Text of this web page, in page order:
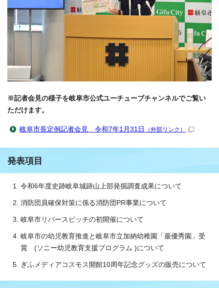
※記者会見の様子を岐阜市公式ユーチューブチャンネルでご覧い
ただけます。
岐阜市長定例記者会見 令和7年1月31日 （外部リンク）
発表項目
令和6年度史跡岐阜城跡山上部発掘調査成果について
消防団員確保対策に係る消防団PR事業について
岐阜市リバースピッチの初開催について
岐阜市の幼児教育推進と岐阜市立加納幼稚園「最優秀園」受
賞 (ソニー幼児教育支援プログラム )について
ぎふメディアコスモス開館10周年記念グッズの販売について